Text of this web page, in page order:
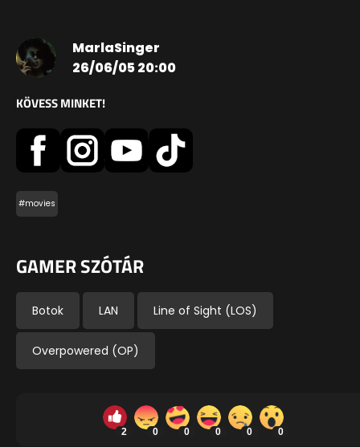
MarlaSinger
26/06/05 20:00
KÖVESS MINKET!
#movies
GAMER SZÓTÁR
Botok LAN Line of Sight (LOS)
Overpowered (OP)
2 0 0 0 0 0